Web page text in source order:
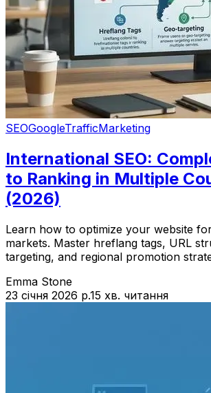
SEOGoogleTrafficMarketing
International SEO:
to Ranking in Multiple
(2026)
Learn how to optimize your website
markets. Master hreflang tags, URL
targeting, and regional promotion
Emma Stone
23 січня 2026 р.15 хв. читання